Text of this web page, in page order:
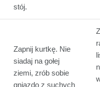
stój.
Zapnij kurtkę. Nie
siadaj na gołej
ziemi, zrób sobie
gniazdo z suchych